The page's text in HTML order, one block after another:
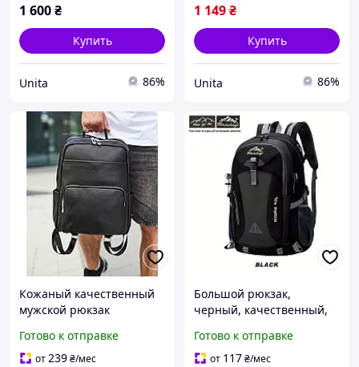
1 600₴
Купить
Unita 86%
1 149₴
Купить
Unita 86%
Кожаный качественный
мужской рюкзак
сумка для ноутбука,
черная
Готово к отправке
от239₴/мес
Большой рюкзак,
черный, качественный,
Готово к отправке
от 117₴/мес